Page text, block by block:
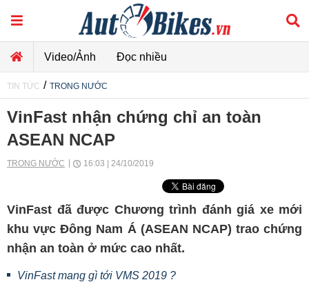
Video/Ảnh Đọc nhiều
TIN TỨC / TRONG NƯỚC
VinFast nhận chứng chỉ an toàn
ASEAN NCAP
TRONG NƯỚC 16:03 | 24/10/2019
VinFast đã được Chương trình đánh giá xe mới
khu vực Đông Nam Á (ASEAN NCAP) trao chứng
nhận an toàn ở mức cao nhất.
VinFast mang gì tới VMS 2019 ?